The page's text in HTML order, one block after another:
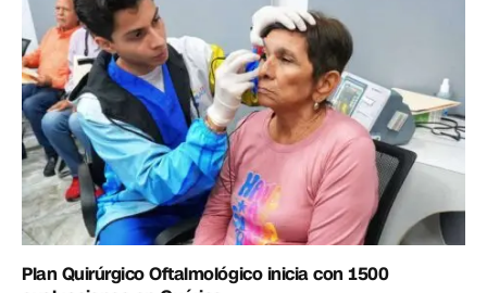
Plan Quirúrgico Oftalmológico inicia con 1500